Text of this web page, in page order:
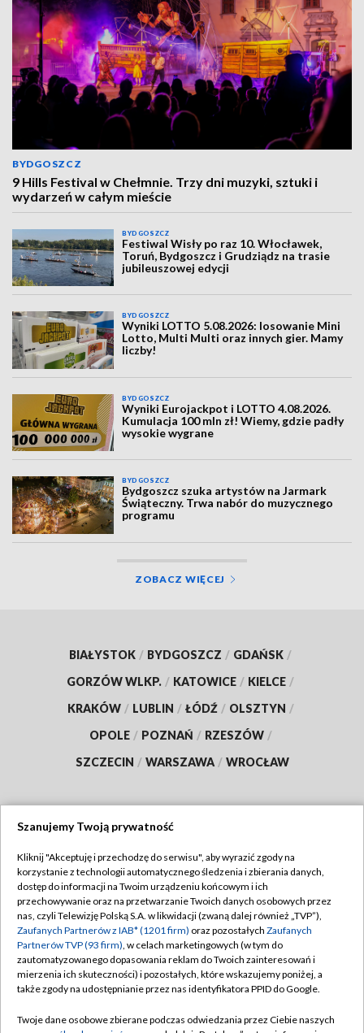
BYDGOSZCZ
9 Hills Festival w Chełmnie. Trzy dni muzyki, sztuki i
wydarzeń w całym mieście
BYDGOSZCZ
Festiwal Wisły po raz 10. Włocławek,
Toruń, Bydgoszcz i Grudziądz na trasie
jubileuszowej edycji
BYDGOSZCZ
Wyniki LOTTO 5.08.2026: losowanie Mini
Lotto, Multi Multi oraz innych gier. Mamy
liczby!
BYDGOSZCZ
Wyniki Eurojackpot i LOTTO 4.08.2026.
Kumulacja 100 mln zł! Wiemy, gdzie padły
wysokie wygrane
BYDGOSZCZ
Bydgoszcz szuka artystów na Jarmark
Świąteczny. Trwa nabór do muzycznego
programu
ZOBACZ WIĘCEJ
BIAŁYSTOK / BYDGOSZCZ / GDAŃSK /
GORZÓW WLKP. / KATOWICE / KIELCE /
KRAKÓW / LUBLIN / ŁÓDŹ / OLSZTYN /
OPOLE / POZNAŃ / RZESZÓW /
SZCZECIN / WARSZAWA / WROCŁAW
TVP
Abonament TVP
Emisja w TVP
Centrum informacji TVP
Naziemna Telewizja Cyfrowa
Regulamin TVP
Polityka prywatności
Moje zgody
Pomoc
Szanujemy Twoją prywatność
Kliknij "Akceptuję i przechodzę do serwisu", aby wyrazić zgody na
korzystanie z technologii automatycznego śledzenia i zbierania danych,
dostęp do informacji na Twoim urządzeniu końcowym i ich
przechowywanie oraz na przetwarzanie Twoich danych osobowych przez
nas, czyli Telewizję Polską S.A. w likwidacji (zwaną dalej również „TVP”),
Zaufanych Partnerów z IAB* (1201 firm) oraz pozostałych Zaufanych
Partnerów TVP (93 firm), w celach marketingowych (w tym do
zautomatyzowanego dopasowania reklam do Twoich zainteresowań i
mierzenia ich skuteczności) i pozostałych, które wskazujemy poniżej, a
także zgody na udostępnianie przez nas identyfikatora PPID do Google.
Twoje dane osobowe zbierane podczas odwiedzania przez Ciebie naszych